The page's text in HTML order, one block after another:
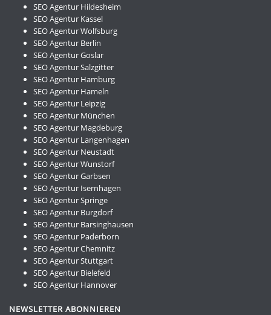
SEO Agentur Hildesheim
SEO Agentur Kassel
SEO Agentur Wolfsburg
SEO Agentur Berlin
SEO Agentur Goslar
SEO Agentur Salzgitter
SEO Agentur Hamburg
SEO Agentur Hameln
SEO Agentur Leipzig
SEO Agentur München
SEO Agentur Magdeburg
SEO Agentur Langenhagen
SEO Agentur Neustadt
SEO Agentur Wunstorf
SEO Agentur Garbsen
SEO Agentur Isernhagen
SEO Agentur Springe
SEO Agentur Burgdorf
SEO Agentur Barsinghausen
SEO Agentur Paderborn
SEO Agentur Chemnitz
SEO Agentur Stuttgart
SEO Agentur Bielefeld
SEO Agentur Hannover
NEWSLETTER ABONNIEREN